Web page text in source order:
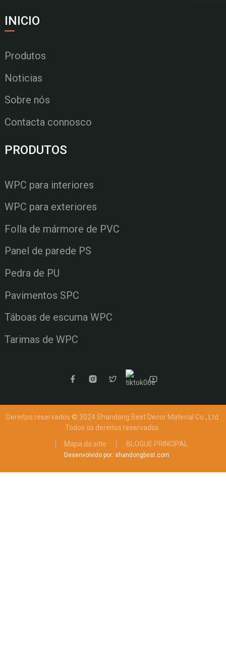
INICIO
Produtos
Noticias
Sobre nós
Contacta connosco
PRODUTOS
WPC para interiores
WPC para exteriores
Folla de mármore de PVC
Panel de parede PS
Pedra de PU
Pavimentos SPC
Táboas de escuma WPC
Tarimas de WPC
Dereitos reservados © 2024 Shandong Best Decor Material Co., Ltd.
Todos os dereitos reservados.
Mapa do sitio
BLOGUE PRINCIPAL
Desenvolvido por: shandongbest.com